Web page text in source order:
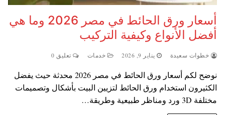
أسعار ورق الحائط في مصر 2026 وما هي
أفضل الأنواع وكيفية التركيب
خطوات سعيدة يناير 9, 2026 خدمات تعليق 0
نوضح لكم أسعار ورق الحائط في مصر 2026 محدثة حيث يفضل
الكثيرون استخدام ورق الحائط لتزيين البيت بأشكال وتصميمات
مختلفة 3D ورد ومناظر طبيعية وطريقة…